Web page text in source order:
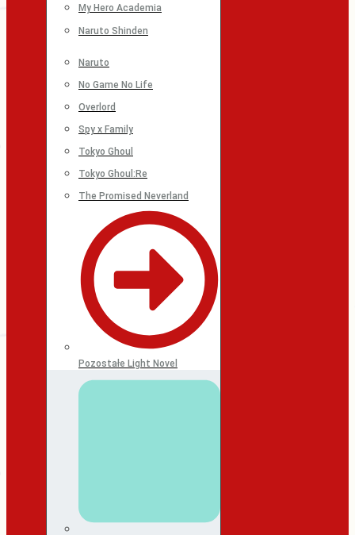
My Hero Academia
Naruto Shinden
Naruto
No Game No Life
Overlord
Spy x Family
Tokyo Ghoul
Tokyo Ghoul:Re
The Promised Neverland
Pozostałe Light Novel